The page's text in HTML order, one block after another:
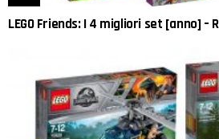
LEGO Friends: I 4 migliori set [anno] –